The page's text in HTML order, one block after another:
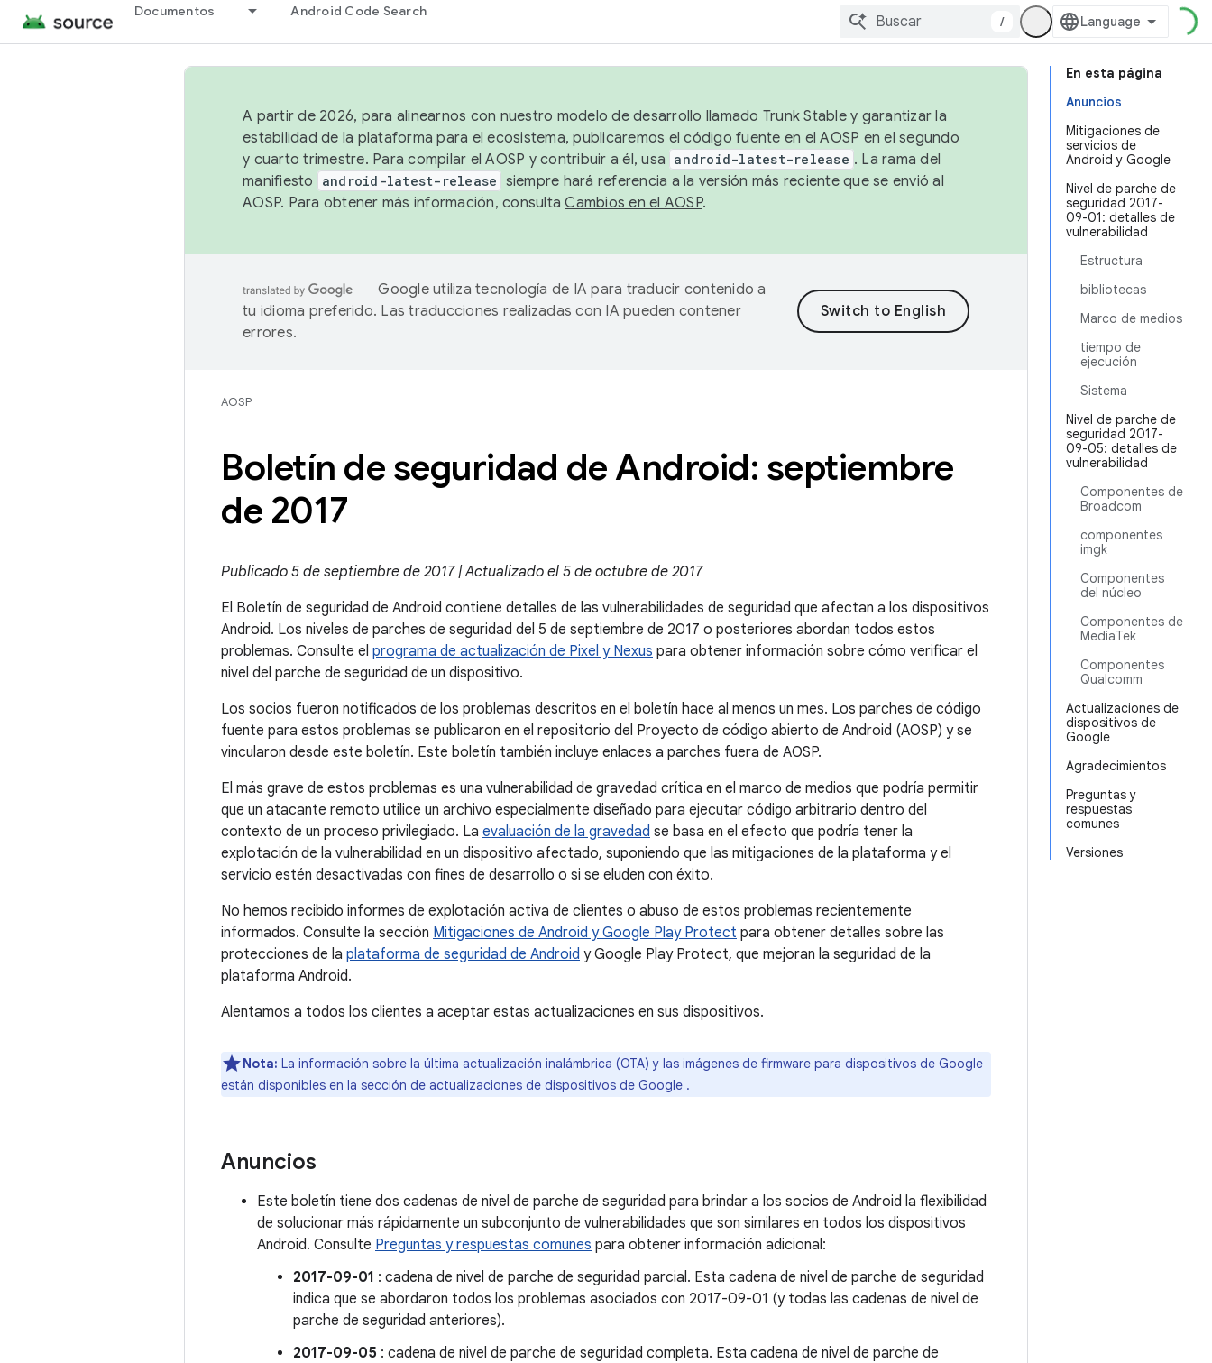
Documentos Android Code Search
/
En esta página
Anuncios
Mitigaciones de
servicios de
Android y Google
Nivel de parche de
seguridad 2017-
09-01: detalles de
vulnerabilidad
Estructura
bibliotecas
Marco de medios
tiempo de
ejecución
Sistema
Nivel de parche de
seguridad 2017-
09-05: detalles de
vulnerabilidad
Componentes de
Broadcom
componentes
imgk
Componentes
del núcleo
Componentes de
MediaTek
Componentes
Qualcomm
Actualizaciones de
dispositivos de
Google
Agradecimientos
Preguntas y
respuestas
comunes
Versiones
A partir de 2026, para alinearnos con nuestro modelo de desarrollo llamado Trunk Stable y garantizar la
estabilidad de la plataforma para el ecosistema, publicaremos el código fuente en el AOSP en el segundo
y cuarto trimestre. Para compilar el AOSP y contribuir a él, usa android-latest-release . La rama del
manifiesto
android-latest-release siempre hará referencia a la versión más reciente que se envió al
AOSP. Para obtener más información, consultaCambios en el AOSP.
Google utiliza tecnología de IA para traducir contenido a
tu idioma preferido. Las traducciones realizadas con IA pueden contener
errores.
AOSP
Boletín de seguridad de Android: septiembre
de 2017
Publicado 5 de septiembre de 2017 | Actualizado el 5 de octubre de 2017
El Boletín de seguridad de Android contiene detalles de las vulnerabilidades de seguridad que afectan a los dispositivos
Android. Los niveles de parches de seguridad del 5 de septiembre de 2017 o posteriores abordan todos estos
problemas. Consulte el programa de actualización de Pixel y Nexus para obtener información sobre cómo verificar el
nivel del parche de seguridad de un dispositivo.
Los socios fueron notificados de los problemas descritos en el boletín hace al menos un mes. Los parches de código
fuente para estos problemas se publicaron en el repositorio del Proyecto de código abierto de Android (AOSP) y se
vincularon desde este boletín. Este boletín también incluye enlaces a parches fuera de AOSP.
El más grave de estos problemas es una vulnerabilidad de gravedad crítica en el marco de medios que podría permitir
que un atacante remoto utilice un archivo especialmente diseñado para ejecutar código arbitrario dentro del
contexto de un proceso privilegiado. La evaluación de la gravedad se basa en el efecto que podría tener la
explotación de la vulnerabilidad en un dispositivo afectado, suponiendo que las mitigaciones de la plataforma y el
servicio estén desactivadas con fines de desarrollo o si se eluden con éxito.
No hemos recibido informes de explotación activa de clientes o abuso de estos problemas recientemente
informados. Consulte la sección Mitigaciones de Android y Google Play Protect para obtener detalles sobre las
protecciones de la plataforma de seguridad de Android y Google Play Protect, que mejoran la seguridad de la
plataforma Android.
Alentamos a todos los clientes a aceptar estas actualizaciones en sus dispositivos.
Nota: La información sobre la última actualización inalámbrica (OTA) y las imágenes de firmware para dispositivos de Google
están disponibles en la sección de actualizaciones de dispositivos de Google .
Anuncios
Este boletín tiene dos cadenas de nivel de parche de seguridad para brindar a los socios de Android la flexibilidad
de solucionar más rápidamente un subconjunto de vulnerabilidades que son similares en todos los dispositivos
Android. Consulte Preguntas y respuestas comunes para obtener información adicional:
2017-09-01 : cadena de nivel de parche de seguridad parcial. Esta cadena de nivel de parche de seguridad
indica que se abordaron todos los problemas asociados con 2017-09-01 (y todas las cadenas de nivel de
parche de seguridad anteriores).
2017-09-05 : cadena de nivel de parche de seguridad completa. Esta cadena de nivel de parche de